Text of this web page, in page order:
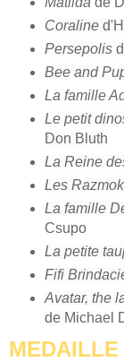
Coraline
Persepolis
Bee and
La famille
Le petit
Don Bluth
La Reine
Les
La famille
Csupo
La petite
Fifi
Avatar, the
de Michael
MEDAILLE